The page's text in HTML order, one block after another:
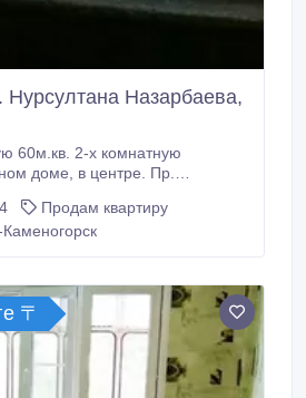
Назарбаева,
60м.кв. 2-х комнатную
хорошие
Продам квартиру
Каменогорск
〒